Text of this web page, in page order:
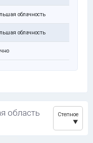
облачность
облачность
область
Степное